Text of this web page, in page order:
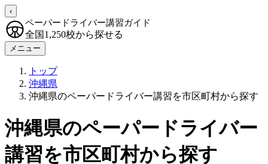
‹
ペーパードライバー講習ガイド
全国1,250校から探せる
メニュー
トップ
沖縄県
沖縄県のペーパードライバー講習を市区町村から探す
沖縄県のペーパードライバー
講習を市区町村から探す